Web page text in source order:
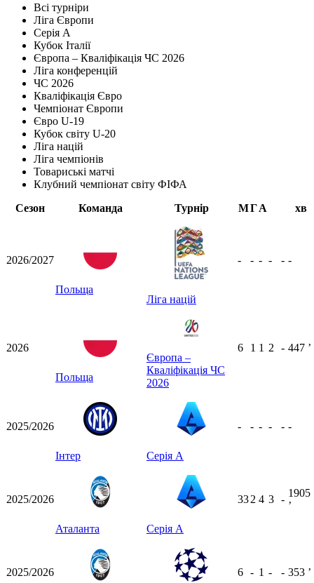
Всі турніри
Ліга Європи
Серія А
Кубок Італії
Європа – Кваліфікація ЧС 2026
Ліга конференцій
ЧС 2026
Кваліфікація Євро
Чемпіонат Європи
Євро U-19
Кубок світу U-20
Ліга націй
Ліга чемпіонів
Товариські матчі
Клубний чемпіонат світу ФІФА
Сезон
Команда Турнір МГА хв
2026/2027
Польща
Ліга націй
- - - - - -
2026
Польща
Європа –
Кваліфікація ЧС
2026
6 1 1 2 - 447 ʼ
2025/2026
Інтер Серія А
- - - - - -
2025/2026
Аталанта Серія А
332 4 3 -
1905
ʼ
2025/2026 6 - 1 - - 353 ʼ